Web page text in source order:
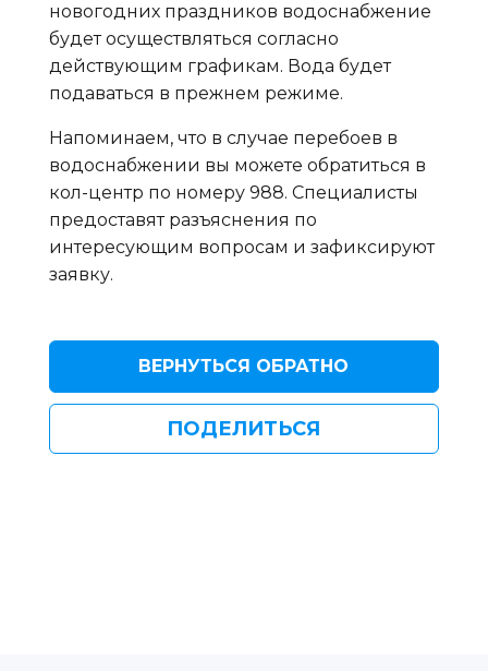
новогодних праздников водоснабжение
будет осуществляться согласно
действующим графикам. Вода будет
подаваться в прежнем режиме.
Напоминаем, что в случае перебоев в
водоснабжении вы можете обратиться в
кол-центр по номеру 988. Специалисты
предоставят разъяснения по
интересующим вопросам и зафиксируют
заявку.
ВЕРНУТЬСЯ ОБРАТНО
ПОДЕЛИТЬСЯ